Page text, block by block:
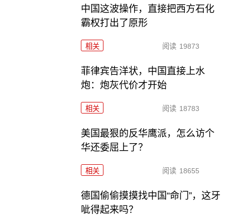
中国这波操作，直接把西方石化
霸权打出了原形
相关 阅读 19873
菲律宾告洋状，中国直接上水
炮：炮灰代价才开始
相关 阅读 18783
美国最狠的反华鹰派，怎么访个
华还委屈上了？
相关 阅读 18655
德国偷偷摸摸找中国“命门”，这牙
呲得起来吗？